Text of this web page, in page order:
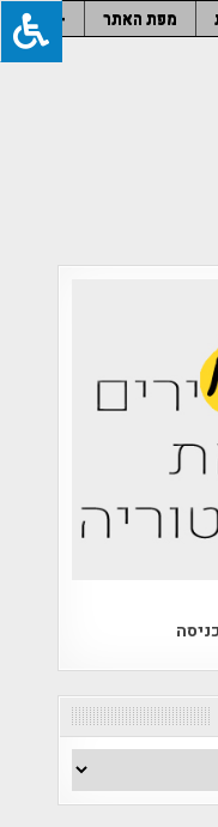
מפת האתר –